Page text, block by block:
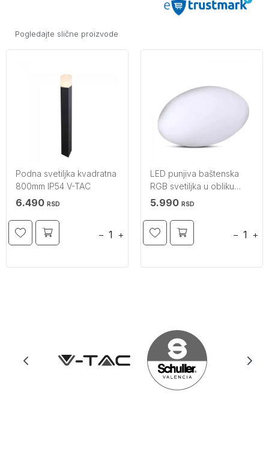
Pogledajte slične proizvode
Podna svetiljka kvadratna
800mm IP54 V-TAC
6.490 RSD
− +
LED punjiva baštenska
RGB svetiljka u obliku
kamena veća IP67 V-TAC
5.990 RSD
− +